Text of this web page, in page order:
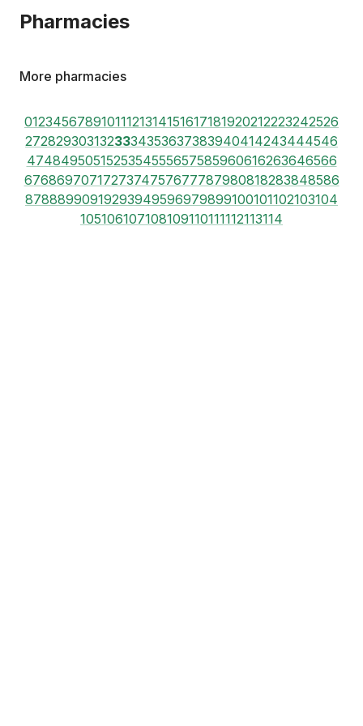
Pharmacies
More pharmacies
01234567891011121314151617181920212223242526
2728293031323334353637383940414243444546
4748495051525354555657585960616263646566
6768697071727374757677787980818283848586
87888990919293949596979899100101102103104
105106107108109110111112113114